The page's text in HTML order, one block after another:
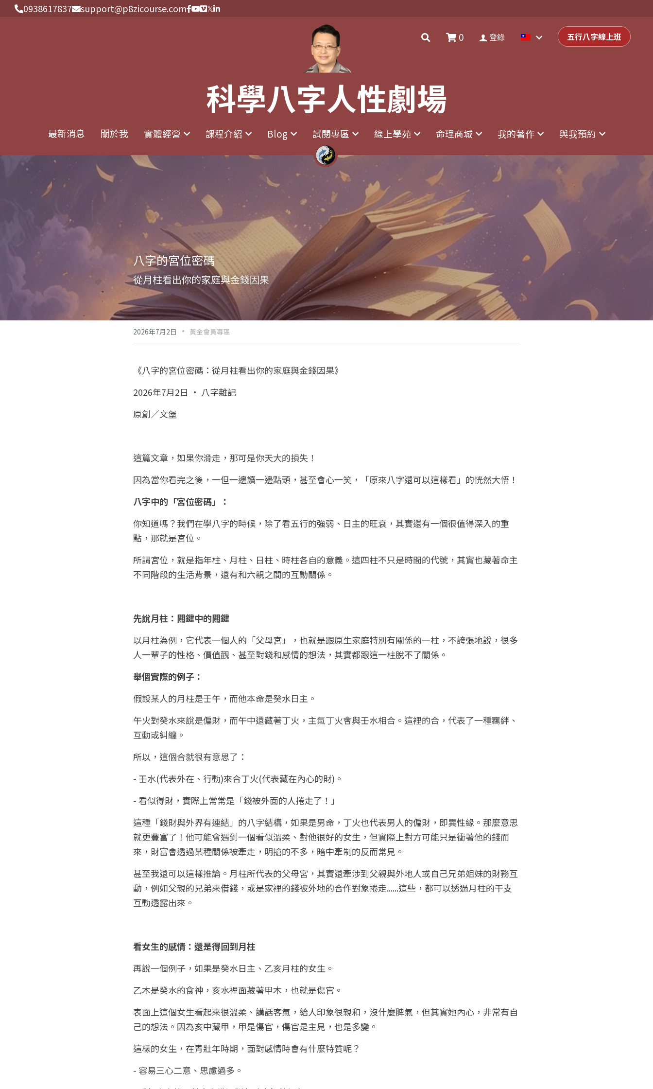
0938617837 support@p8zicourse.com
科學八字人性劇場
最新消息 關於我 實體經營 課程介紹 Blog 試閱專區 線上學苑 命理商城 我的著作 與我預約
0 登錄 五行八字線上班
0938617837 support@p8zicourse.com
科學八字人性劇場
最新消息 關於我 實體經營 課程介紹 Blog 試閱專區 線上學苑 命理商城 我的著作 與我預約
0 登錄 五行八字線上班
八字的宮位密碼
從月柱看出你的家庭與金錢因果
2026年7月2日 · 黃金會員專區
《八字的宮位密碼：從月柱看出你的家庭與金錢因果》
2026年7月2日 · 八字雜記
原創／文堡
這篇文章，如果你滑走，那可是你天大的損失！
因為當你看完之後，一但一邊讀一邊點頭，甚至會心一笑，「原來八字還可以這樣看」的恍然大悟！
八字中的「宮位密碼」：
你知道嗎？我們在學八字的時候，除了看五行的強弱、日主的旺衰，其實還有一個很值得深入的重
點，那就是宮位。
所謂宮位，就是指年柱、月柱、日柱、時柱各自的意義。這四柱不只是時間的代號，其實也藏著命主
不同階段的生活背景，還有和六親之間的互動關係。
先說月柱：關鍵中的關鍵
以月柱為例，它代表一個人的「父母宮」，也就是跟原生家庭特別有關係的一柱，不誇張地說，很多
人一輩子的性格、價值觀、甚至對錢和感情的想法，其實都跟這一柱脫不了關係。
舉個實際的例子：
假設某人的月柱是壬午，而他本命是癸水日主。
午火對癸水來說是偏財，而午中還藏著丁火，主氣丁火會與壬水相合。這裡的合，代表了一種羈絆、
互動或糾纏。
所以，這個合就很有意思了：
- 壬水(代表外在、行動)來合丁火(代表藏在內心的財)。
- 看似得財，實際上常常是「錢被外面的人捲走了！」
這種「錢財與外界有連結」的八字結構，如果是男命，丁火也代表男人的偏財，即異性緣。那麼意思
就更豐富了！他可能會遇到一個看似溫柔、對他很好的女生，但實際上對方可能只是衝著他的錢而
來，財富會透過某種關係被牽走，明搶的不多，暗中牽制的反而常見。
甚至我還可以這樣推論。月柱所代表的父母宮，其實還牽涉到父親與外地人或自己兄弟姐妹的財務互
動，例如父親的兄弟來借錢，或是家裡的錢被外地的合作對象捲走......這些，都可以透過月柱的干支
互動透露出來。
看女生的感情：還是得回到月柱
再說一個例子，如果是癸水日主、乙亥月柱的女生。
乙木是癸水的食神，亥水裡面藏著甲木，也就是傷官。
表面上這個女生看起來很溫柔、講話客氣，給人印象很親和，沒什麼脾氣，但其實她內心，非常有自
己的想法。因為亥中藏甲，甲是傷官，傷官是主見，也是多變。
這樣的女生，在青壯年時期，面對感情時會有什麼特質呢？
- 容易三心二意、思慮過多。